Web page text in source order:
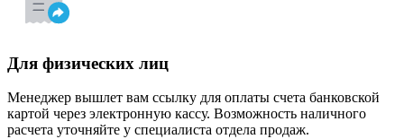
Для физических лиц
Менеджер вышлет вам ссылку для оплаты счета банковской
картой через электронную кассу. Возможность наличного
расчета уточняйте у специалиста отдела продаж.